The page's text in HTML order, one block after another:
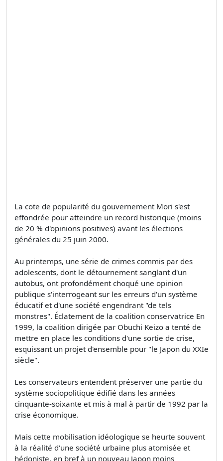
La cote de popularité du gouvernement Mori s'est
effondrée pour atteindre un record historique (moins
de 20 % d'opinions positives) avant les élections
générales du 25 juin 2000.
Au printemps, une série de crimes commis par des
adolescents, dont le détournement sanglant d'un
autobus, ont profondément choqué une opinion
publique s'interrogeant sur les erreurs d'un système
éducatif et d'une société engendrant "de tels
monstres". Éclatement de la coalition conservatrice En
1999, la coalition dirigée par Obuchi Keizo a tenté de
mettre en place les conditions d'une sortie de crise,
esquissant un projet d'ensemble pour "le Japon du XXIe
siècle".
Les conservateurs entendent préserver une partie du
système sociopolitique édifié dans les années
cinquante-soixante et mis à mal à partir de 1992 par la
crise économique.
Mais cette mobilisation idéologique se heurte souvent
à la réalité d'une société urbaine plus atomisée et
hédoniste, en bref à un nouveau Japon moins